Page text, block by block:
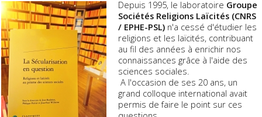
Depuis 1995, le laboratoire Groupe
Sociétés Religions Laïcités (CNRS
/ EPHE-PSL) n'a cessé d'étudier les
religions et les laïcités, contribuant
au fil des années à enrichir nos
connaissances grâce à l'aide des
sciences sociales.
A l'occasion de ses 20 ans, un
grand colloque international avait
permis de faire le point sur ces